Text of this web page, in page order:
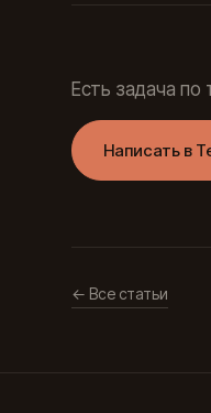
Есть задача
Написать в
← Все статьи